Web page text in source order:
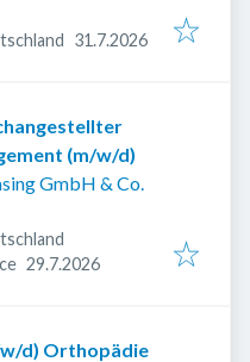
Veröffentlicht:
31.7.2026
(m/w/d)
GmbH & Co.
Veröffentlicht
29.7.2026
d) Orthopädie